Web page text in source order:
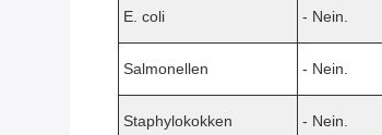
E. coli - Nein.
Salmonellen - Nein.
Staphylokokken - Nein.